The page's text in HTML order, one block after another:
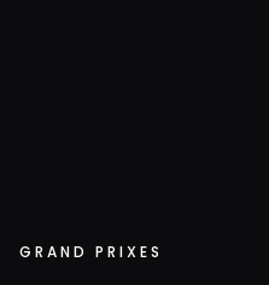
GRAND PRIXES